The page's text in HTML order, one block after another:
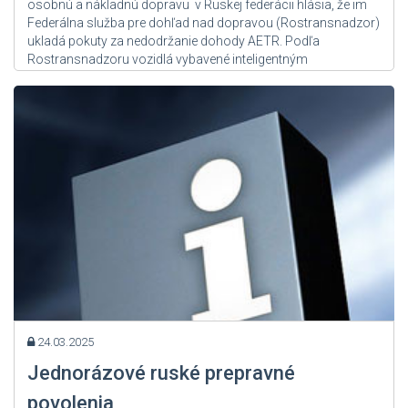
osobnú a nákladnú dopravu v Ruskej federácii hlásia, že im
Federálna služba pre dohľad nad dopravou (Rostransnadzor)
ukladá pokuty za nedodržanie dohody AETR. Podľa
Rostransnadzoru vozidlá vybavené inteligentným
24.03.2025
Jednorázové ruské prepravné
povolenia